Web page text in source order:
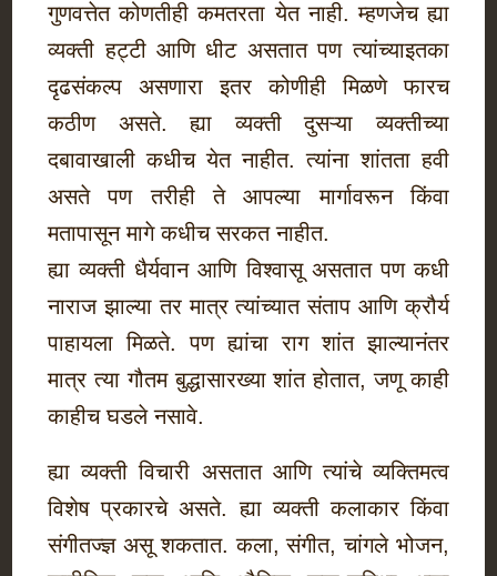
गुणवत्तेत कोणतीही कमतरता येत नाही. म्हणजेच ह्या
व्यक्ती हट्टी आणि धीट असतात पण त्यांच्याइतका
दृढसंकल्प असणारा इतर कोणीही मिळणे फारच
कठीण असते. ह्या व्यक्ती दुसऱ्या व्यक्तीच्या
दबावाखाली कधीच येत नाहीत. त्यांना शांतता हवी
असते पण तरीही ते आपल्या मार्गावरून किंवा
मतापासून मागे कधीच सरकत नाहीत.
ह्या व्यक्ती धैर्यवान आणि विश्वासू असतात पण कधी
नाराज झाल्या तर मात्र त्यांच्यात संताप आणि क्रौर्य
पाहायला मिळते. पण ह्यांचा राग शांत झाल्यानंतर
मात्र त्या गौतम बुद्धासारख्या शांत होतात, जणू काही
काहीच घडले नसावे.
ह्या व्यक्ती विचारी असतात आणि त्यांचे व्यक्तिमत्व
विशेष प्रकारचे असते. ह्या व्यक्ती कलाकार किंवा
संगीतज्ज्ञ असू शकतात. कला, संगीत, चांगले भोजन,